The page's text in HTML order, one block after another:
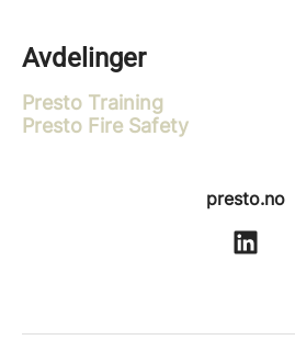
Avdelinger
Presto Training
Presto Fire Safety
presto.no